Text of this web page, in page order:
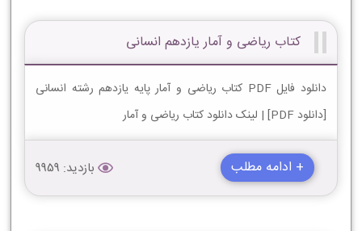
کتاب ریاضی و آمار یازدهم انسانی
دانلود فایل PDF کتاب ریاضی و آمار پایه یازدهم رشته انسانی
[دانلود PDF] | لینک دانلود کتاب ریاضی و آمار
+ ادامه مطلب بازدید: 9959